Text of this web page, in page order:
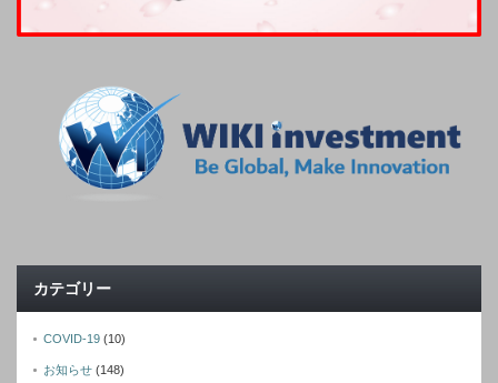
カテゴリー
COVID-19 (10)
お知らせ (148)